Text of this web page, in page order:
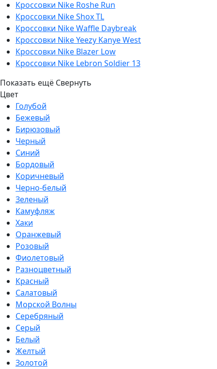
Кроссовки Nike Roshe Run
Кроссовки Nike Shox TL
Кроссовки Nike Waffle Daybreak
Кроссовки Nike Yeezy Kanye West
Кроссовки Nike Blazer Low
Кроссовки Nike Lebron Soldier 13
Показать ещё Свернуть
Цвет
Голубой
Бежевый
Бирюзовый
Черный
Синий
Бордовый
Коричневый
Черно-белый
Зеленый
Камуфляж
Хаки
Оранжевый
Розовый
Фиолетовый
Разноцветный
Красный
Салатовый
Морской Волны
Серебряный
Серый
Белый
Желтый
Золотой